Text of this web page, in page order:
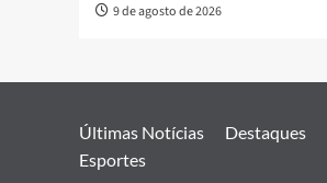
9 de agosto de 2026
Últimas Notícias Destaques
Esportes